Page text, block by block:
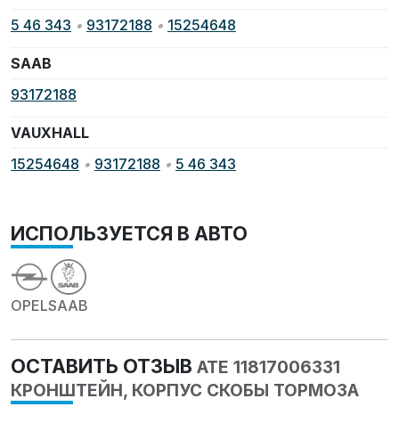
5 46 343 • 93172188 • 15254648
SAAB
93172188
VAUXHALL
15254648 • 93172188 • 5 46 343
ИСПОЛЬЗУЕТСЯ В АВТО
OPELSAAB
ОСТАВИТЬ ОТЗЫВ ATE 11817006331
КРОНШТЕЙН, КОРПУС СКОБЫ ТОРМОЗА